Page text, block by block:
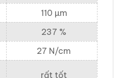
110 µm
237 %
27 N/cm
rất tốt